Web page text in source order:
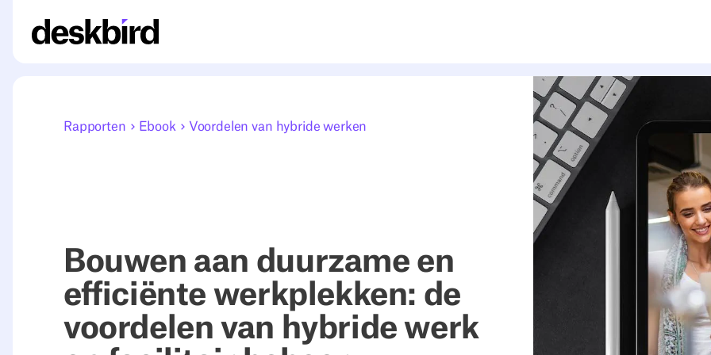
Rapporten Ebook Voordelen van hybride werken
Bouwen aan duurzame en
efficiënte werkplekken: de
voordelen van hybride werk